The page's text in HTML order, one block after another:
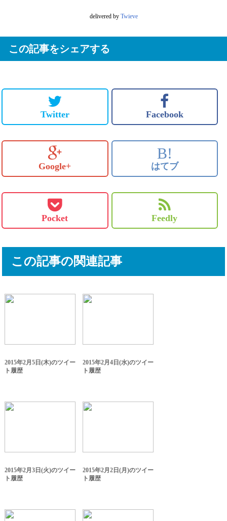
delivered by Twieve
この記事をシェアする
Twitter Facebook
Google+
B!
はてブ
Pocket Feedly
この記事の関連記事
2015年2月5日(木)のツイー
ト履歴
2015年2月4日(水)のツイー
ト履歴
2015年2月3日(火)のツイー
ト履歴
2015年2月2日(月)のツイー
ト履歴